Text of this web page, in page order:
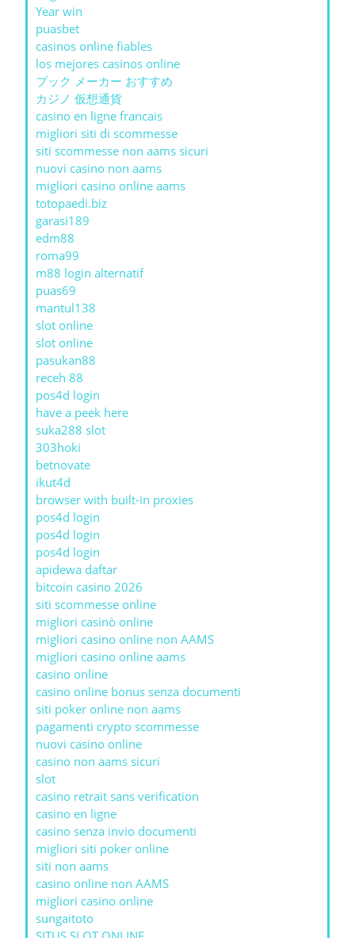
Year win
puasbet
casinos online fiables
los mejores casinos online
ブック メーカー おすすめ
カジノ 仮想通貨
casino en ligne francais
migliori siti di scommesse
siti scommesse non aams sicuri
nuovi casino non aams
migliori casino online aams
totopaedi.biz
garasi189
edm88
roma99
m88 login alternatif
puas69
mantul138
slot online
slot online
pasukan88
receh 88
pos4d login
have a peek here
suka288 slot
303hoki
betnovate
ikut4d
browser with built-in proxies
pos4d login
pos4d login
pos4d login
apidewa daftar
bitcoin casino 2026
siti scommesse online
migliori casinò online
migliori casino online non AAMS
migliori casino online aams
casino online
casino online bonus senza documenti
siti poker online non aams
pagamenti crypto scommesse
nuovi casino online
casino non aams sicuri
slot
casino retrait sans verification
casino en ligne
casino senza invio documenti
migliori siti poker online
siti non aams
casino online non AAMS
migliori casino online
sungaitoto